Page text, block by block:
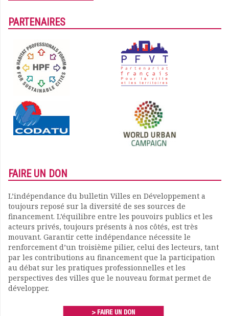
PARTENAIRES
FAIRE UN DON
L’indépendance du bulletin Villes en Développement a
toujours reposé sur la diversité de ses sources de
financement. L’équilibre entre les pouvoirs publics et les
acteurs privés, toujours présents à nos côtés, est très
mouvant. Garantir cette indépendance nécessite le
renforcement d’un troisième pilier, celui des lecteurs, tant
par les contributions au financement que la participation
au débat sur les pratiques professionnelles et les
perspectives des villes que le nouveau format permet de
développer.